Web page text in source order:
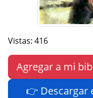
Vistas: 416
Agregar a mi
👉 Descargar